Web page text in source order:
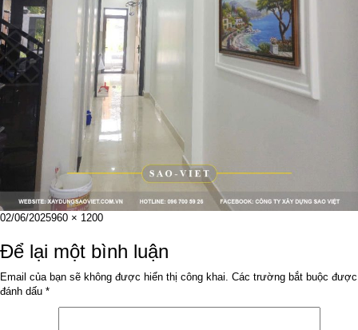
Đăng
ngày
02/06/2025Kích
đầy
đủ
960 × 1200
Để lại một bình luận
Email của bạn sẽ không được hiển thị công khai. Các trường bắt buộc được
đánh dấu *